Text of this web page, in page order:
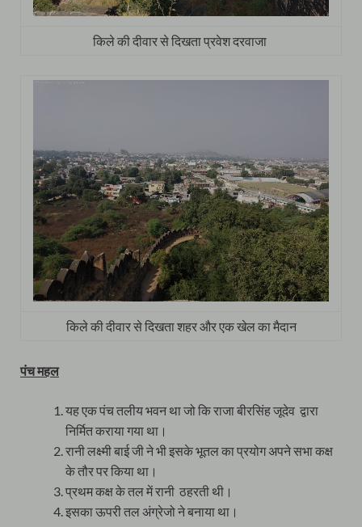
किले की दीवार से दिखता प्रवेश दरवाजा
किले की दीवार से दिखता शहर और एक खेल का मैदान
पंच महल
यह एक पंच तलीय भवन था जो कि राजा बीरसिंह जूदेव द्वारा
निर्मित कराया गया था।
रानी लक्ष्मी बाई जी ने भी इसके भूतल का प्रयोग अपने सभा कक्ष
के तौर पर किया था।
प्रथम कक्ष के तल में रानी ठहरती थी।
इसका ऊपरी तल अंग्रेजो ने बनाया था।